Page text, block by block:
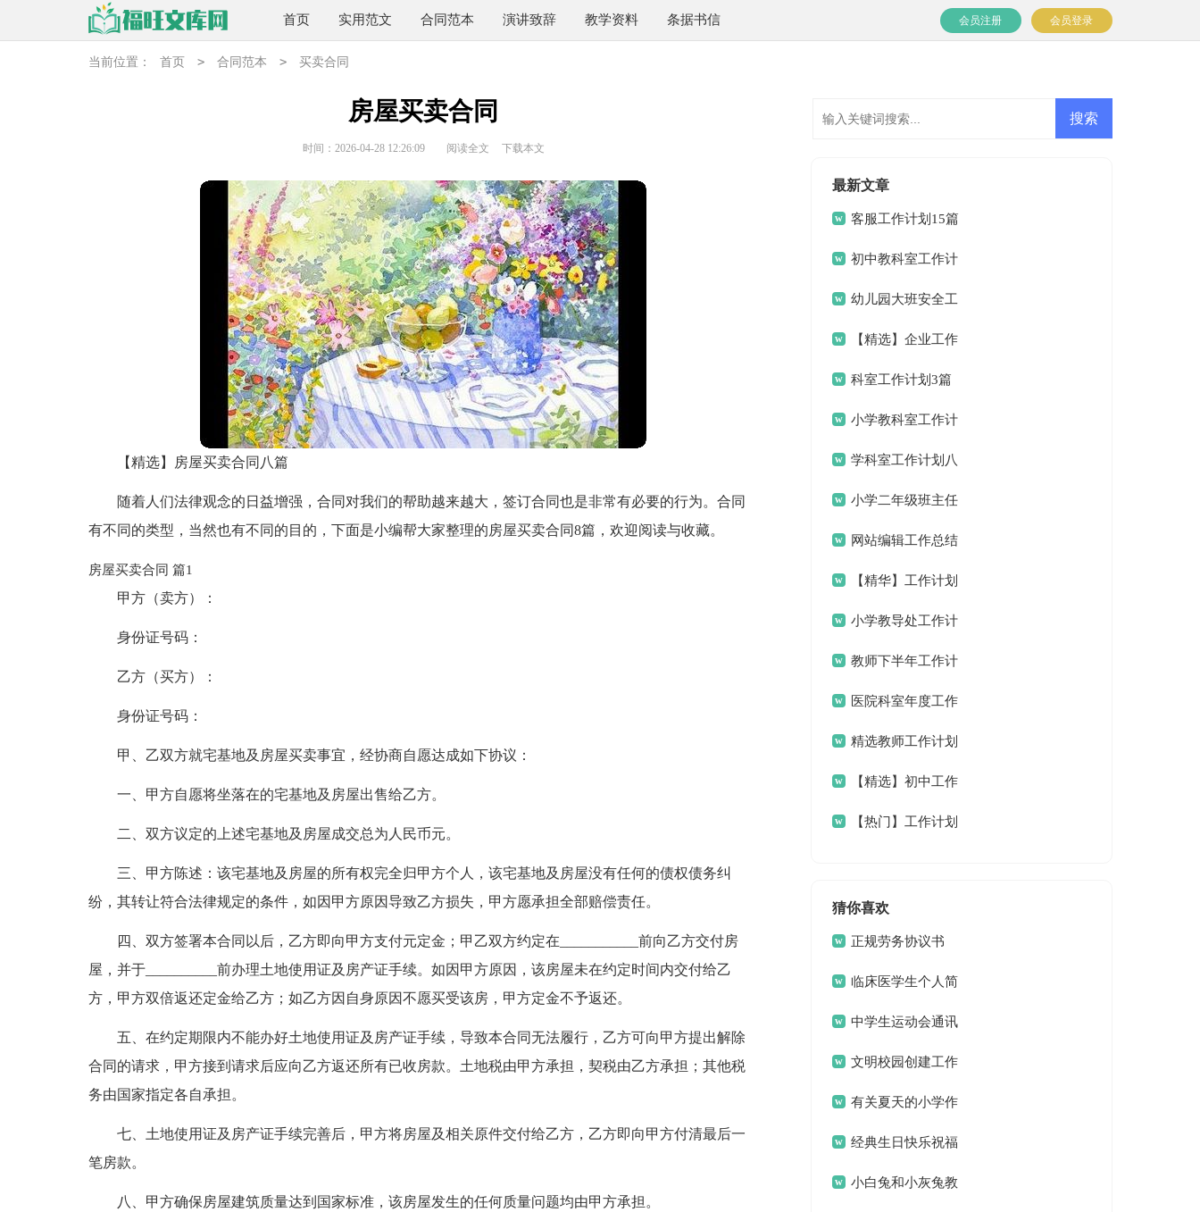
首页 实用范文 合同范本 演讲致辞 教学资料 条据书信 会员登录
会员注册
当前位置： 首页 > 合同范本 > 买卖合同
房屋买卖合同
时间：2026-04-28 12:26:09 阅读全文 下载本文
【精选】房屋买卖合同八篇
随着人们法律观念的日益增强，合同对我们的帮助越来越大，签订合同也是非常有必要的行为。合同
有不同的类型，当然也有不同的目的，下面是小编帮大家整理的房屋买卖合同8篇，欢迎阅读与收藏。
房屋买卖合同 篇1
甲方（卖方）：
身份证号码：
乙方（买方）：
身份证号码：
甲、乙双方就宅基地及房屋买卖事宜，经协商自愿达成如下协议：
一、甲方自愿将坐落在的宅基地及房屋出售给乙方。
二、双方议定的上述宅基地及房屋成交总为人民币元。
三、甲方陈述：该宅基地及房屋的所有权完全归甲方个人，该宅基地及房屋没有任何的债权债务纠
纷，其转让符合法律规定的条件，如因甲方原因导致乙方损失，甲方愿承担全部赔偿责任。
四、双方签署本合同以后，乙方即向甲方支付元定金；甲乙双方约定在___________前向乙方交付房
屋，并于__________前办理土地使用证及房产证手续。如因甲方原因，该房屋未在约定时间内交付给乙
方，甲方双倍返还定金给乙方；如乙方因自身原因不愿买受该房，甲方定金不予返还。
五、在约定期限内不能办好土地使用证及房产证手续，导致本合同无法履行，乙方可向甲方提出解除
合同的请求，甲方接到请求后应向乙方返还所有已收房款。土地税由甲方承担，契税由乙方承担；其他税
务由国家指定各自承担。
七、土地使用证及房产证手续完善后，甲方将房屋及相关原件交付给乙方，乙方即向甲方付清最后一
笔房款。
八、甲方确保房屋建筑质量达到国家标准，该房屋发生的任何质量问题均由甲方承担。
最新文章
客服工作计划15篇
初中教科室工作计
划 幼儿园大班安全工
作计划(15篇)
【精选】企业工作
计划四篇
科室工作计划3篇
小学教科室工作计
划 学科室工作计划八
篇 小学二年级班主任
工作计划集合15篇
网站编辑工作总结
15篇【精华】工作计划
范文汇编5篇
小学教导处工作计
划 教师下半年工作计
划 医院科室年度工作
计划精选教师工作计划
范文九篇【精选】初中工作
计划4篇【热门】工作计划
猜你喜欢
正规劳务协议书
临床医学生个人简
历 中学生运动会通讯
稿15篇文明校园创建工作
方案 13篇
有关夏天的小学作
文3篇经典生日快乐祝福
问候语小白兔和小灰兔教